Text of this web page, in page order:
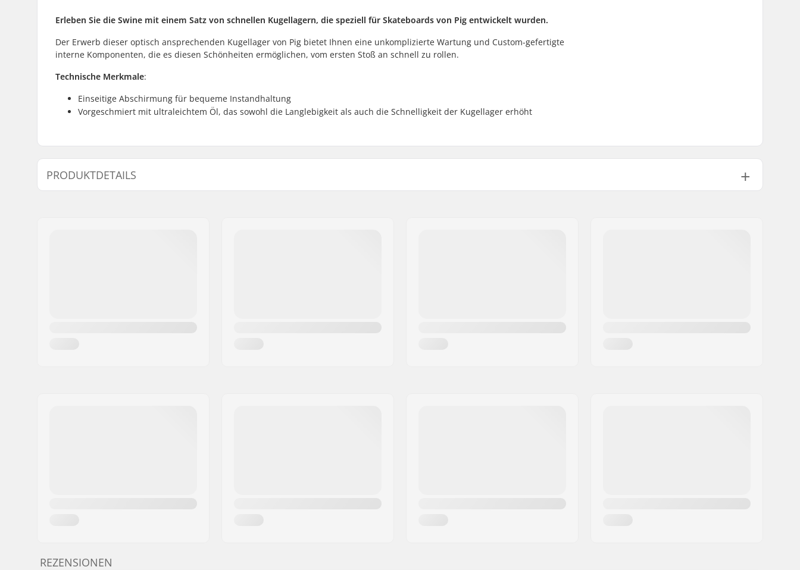
Erleben Sie die Swine mit einem Satz von schnellen Kugellagern, die speziell für Skateboards von Pig entwickelt wurden.
Der Erwerb dieser optisch ansprechenden Kugellager von Pig bietet Ihnen eine unkomplizierte Wartung und Custom-gefertigte
interne Komponenten, die es diesen Schönheiten ermöglichen, vom ersten Stoß an schnell zu rollen.
Technische Merkmale:
Einseitige Abschirmung für bequeme Instandhaltung
Vorgeschmiert mit ultraleichtem Öl, das sowohl die Langlebigkeit als auch die Schnelligkeit der Kugellager erhöht
PRODUKTDETAILS
REZENSIONEN